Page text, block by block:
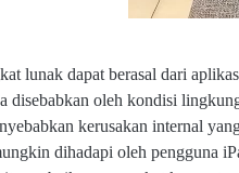
lunak dapat berasal dari
disebabkan oleh kondisi
kerusakan internal
dihadapi oleh pengguna